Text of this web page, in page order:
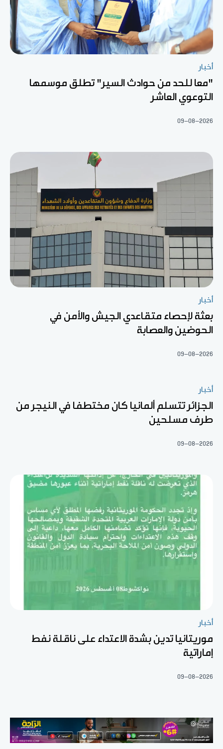
أخبار
"معا للحد من حوادث السير" تطلق موسمها
التوعوي العاشر
09-08-2026
أخبار
بعثة لإحصاء متقاعدي الجيش والأمن في
الحوضين والعصابة
09-08-2026
أخبار
الجزائر تتسلم ألمانيا كان مختطفا في النيجر من
طرف مسلحين
09-08-2026
أخبار
موريتانيا تدين بشدة الاعتداء على ناقلة نفط
إماراتية
09-08-2026